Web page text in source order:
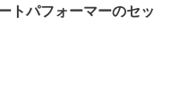
トパフォーマーのセッ